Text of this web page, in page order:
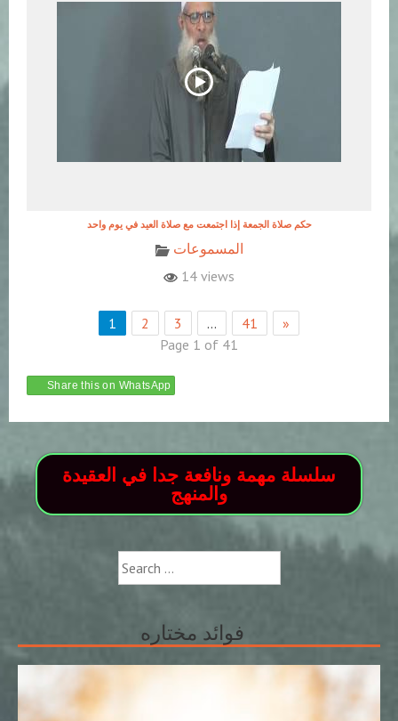
حكم صلاة الجمعة إذا اجتمعت مع صلاة العيد في يوم واحد
المسموعات
14 views
1 2 3 … 41
»
Page 1 of 41
Share this on WhatsApp
سلسلة مهمة ونافعة جدا في العقيدة
والمنهج
Search
for:
فوائد مختاره